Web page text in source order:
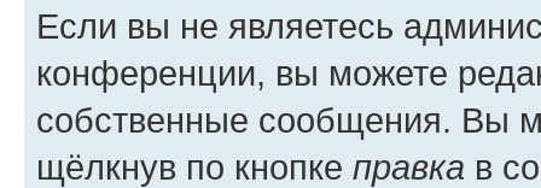
Если вы не являетесь
конференции, вы можете
собственные сообщения. Вы
щёлкнув по кнопке правка в